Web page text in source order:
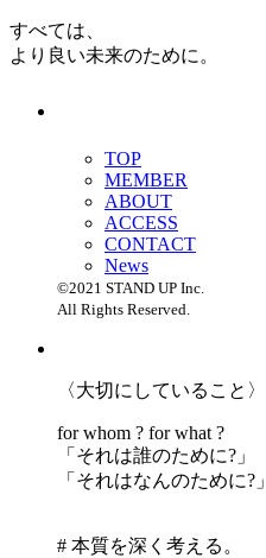
すべては、
より良い未来のために。
TOP
MEMBER
ABOUT
ACCESS
CONTACT
News
©2021 STAND UP Inc.
All Rights Reserved.
〈大切にしていること〉
for whom ? for what ?
「 それは誰のために?」
「 それはなんのために?」
# 本質を深く考える。